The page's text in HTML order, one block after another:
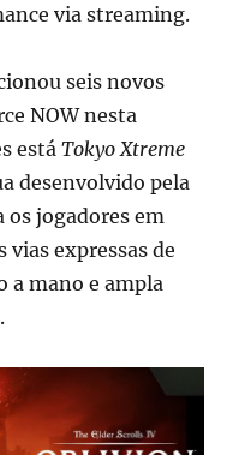
via streaming.
seis novos
NOW nesta
estáTokyo Xtreme
desenvolvido pela
os jogadores em
expressas de
a mano e ampla